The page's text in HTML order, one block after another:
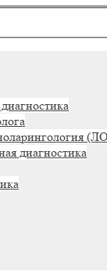
диагностика